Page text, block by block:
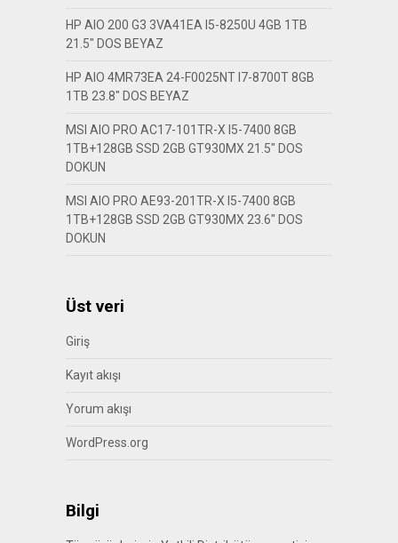
HP AIO 200 G3 3VA41EA I5-8250U 4GB 1TB
21.5″ DOS BEYAZ
HP AIO 4MR73EA 24-F0025NT I7-8700T 8GB
1TB 23.8″ DOS BEYAZ
MSI AIO PRO AC17-101TR-X I5-7400 8GB
1TB+128GB SSD 2GB GT930MX 21.5″ DOS
DOKUN
MSI AIO PRO AE93-201TR-X I5-7400 8GB
1TB+128GB SSD 2GB GT930MX 23.6″ DOS
DOKUN
Üst veri
Giriş
Kayıt akışı
Yorum akışı
WordPress.org
Bilgi